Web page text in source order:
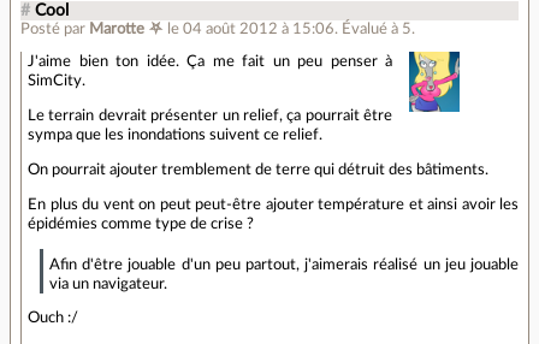
# Cool
Posté par Marotte ⛧ le 04 août 2012 à 15:06. Évalué à 5.
J'aime bien ton idée. Ça me fait un peu penser à
SimCity.
Le terrain devrait présenter un relief, ça pourrait être
sympa que les inondations suivent ce relief.
On pourrait ajouter tremblement de terre qui détruit des bâtiments.
En plus du vent on peut peut-être ajouter température et ainsi avoir les
épidémies comme type de crise ?
Afin d'être jouable d'un peu partout, j'aimerais réalisé un jeu jouable
via un navigateur.
Ouch :/